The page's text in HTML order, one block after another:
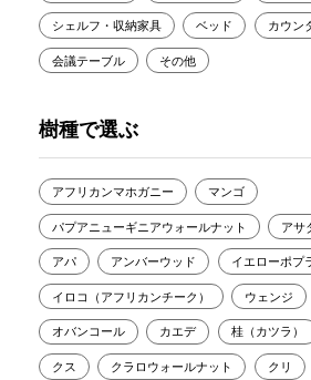
シェルフ・収納家具 ベッド カウン
会議テーブル その他
樹種で選ぶ
アフリカンマホガニー マンゴ
パプアニューギニアウォールナット アサ
アパ アンバーウッド イエローポプ
イロコ（アフリカンチーク） ウェンジ
オバンコール カエデ 桂（カツラ）
クス クラロウォールナット クリ